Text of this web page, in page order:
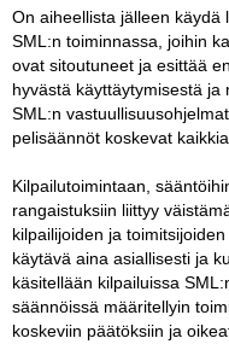
On aiheellista jälleen käydä
SML:n toiminnassa, joihin
ovat sitoutuneet ja esittää
hyvästä käyttäytymisestä ja
SML:n
pelisäännöt koskevat
Kilpailutoimintaan,
rangaistuksiin liittyy
kilpailijoiden ja
käytävä aina asiallisesti ja
käsitellään kilpailuissa
säännöissä määritellyin
koskeviin päätöksiin ja